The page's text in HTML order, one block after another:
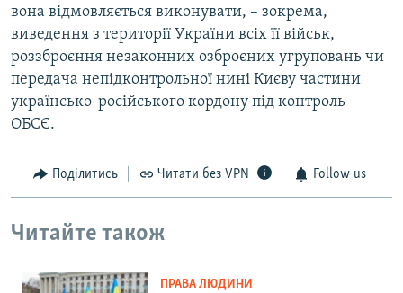
вона відмовляється виконувати, – зокрема,
виведення з території України всіх її військ,
роззброєння незаконних озброєних угруповань чи
передача непідконтрольної нині Києву частини
українсько-російського кордону під контроль
ОБСЄ.
Поділитись Читати без VPN Follow us
Читайте також
ПРАВА ЛЮДИНИ